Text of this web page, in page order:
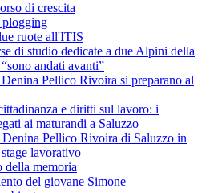
di crescita
plogging
ruote all'ITIS
di studio dedicate a due Alpini della
andati avanti”
Pellico Rivoira si preparano al
e diritti sul lavoro: i
ai maturandi a Saluzzo
Denina Pellico Rivoira di Saluzzo in
lavorativo
della memoria
del giovane Simone